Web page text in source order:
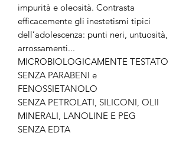
impurità e oleosità. Contrasta
efficacemente gli inestetismi tipici
dell’adolescenza: punti neri, untuosità,
arrossamenti...
MICROBIOLOGICAMENTE TESTATO
SENZA PARABENI e
FENOSSIETANOLO
SENZA PETROLATI, SILICONI, OLII
MINERALI, LANOLINE E PEG
SENZA EDTA